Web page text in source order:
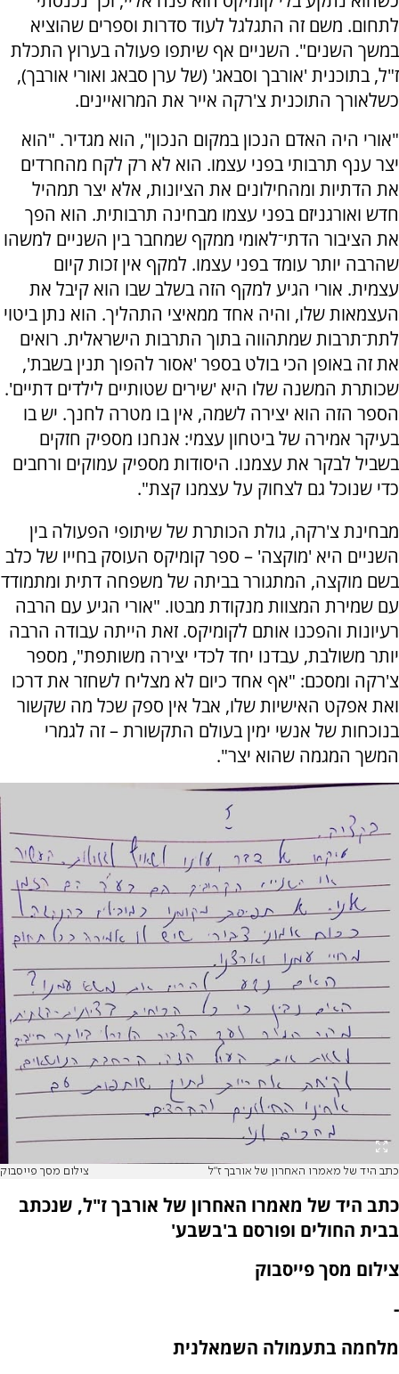
לתחום. משם זה התגלגל לעוד סדרות וספרים שהוציא
במשך השנים". השניים אף שיתפו פעולה בערוץ התכלת
ז"ל, בתוכנית 'אורבך וסבאג' (של ערן סבאג ואורי אורבך),
כשלאורך התוכנית צ'רקה אייר את המרואיינים.
"אורי היה האדם הנכון במקום הנכון", הוא מגדיר. "הוא
יצר ענף תרבותי בפני עצמו. הוא לא רק לקח מהחרדים
את הדתיות ומהחילונים את הציונות, אלא יצר תמהיל
חדש ואורגניזם בפני עצמו מבחינה תרבותית. הוא הפך
את הציבור הדתי־לאומי ממקף שמחבר בין השניים למשהו
שהרבה יותר עומד בפני עצמו. למקף אין זכות קיום
עצמית. אורי הגיע למקף הזה בשלב שבו הוא קיבל את
העצמאות שלו, והיה אחד ממאיצי התהליך. הוא נתן ביטוי
לתת־תרבות שמתהווה בתוך התרבות הישראלית. רואים
את זה באופן הכי בולט בספר 'אסור להפוך תנין בשבת',
שכותרת המשנה שלו היא 'שירים שטותיים לילדים דתיים'.
הספר הזה הוא יצירה לשמה, אין בו מטרה לחנך. יש בו
בעיקר אמירה של ביטחון עצמי: אנחנו מספיק חזקים
בשביל לבקר את עצמנו. היסודות מספיק עמוקים ורחבים
כדי שנוכל גם לצחוק על עצמנו קצת".
מבחינת צ'רקה, גולת הכותרת של שיתופי הפעולה בין
השניים היא 'מוקצה' – ספר קומיקס העוסק בחייו של כלב
בשם מוקצה, המתגורר בביתה של משפחה דתית ומתמודד
עם שמירת המצוות מנקודת מבטו. "אורי הגיע עם הרבה
רעיונות והפכנו אותם לקומיקס. זאת הייתה עבודה הרבה
יותר משולבת, עבדנו יחד לכדי יצירה משותפת", מספר
צ'רקה ומסכם: "אף אחד כיום לא מצליח לשחזר את דרכו
ואת אפקט האישיות שלו, אבל אין ספק שכל מה שקשור
בנוכחות של אנשי ימין בעולם התקשורת – זה לגמרי
המשך המגמה שהוא יצר".
כתב היד של מאמרו האחרון של אורבך ז"ל צילום מסך פייסבוק
כתב היד של מאמרו האחרון של אורבך ז"ל, שנכתב
בבית החולים ופורסם ב'בשבע'
צילום מסך פייסבוק
-
מלחמה בתעמולה השמאלנית